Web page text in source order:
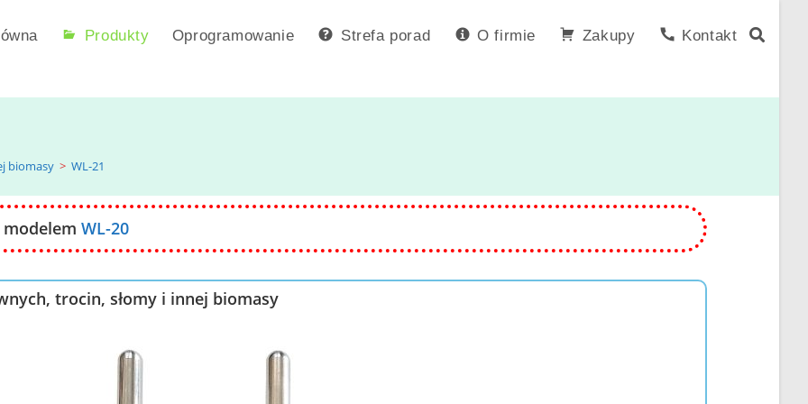
Produkty Oprogramowanie Strefa porad O firmie Zakupy Kontakt
biomasy > WL-21
WL-20
trocin, słomy i innej biomasy